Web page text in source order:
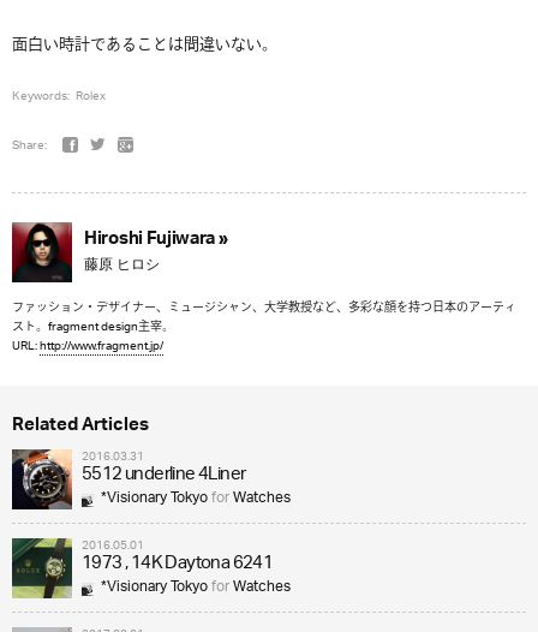
面白い時計であることは間違いない。
Keywords: Rolex
Share:
Hiroshi Fujiwara »
藤原 ヒロシ
ファッション・デザイナー、ミュージシャン、大学教授など、多彩な顔を持つ日本のアーティ
スト。fragment design主宰。
URL:http://www.fragment.jp/
Related Articles
2016.03.31
5512 underline 4Liner
*Visionary TokyoforWatches
2016.05.01
1973 , 14K Daytona 6241
*Visionary TokyoforWatches